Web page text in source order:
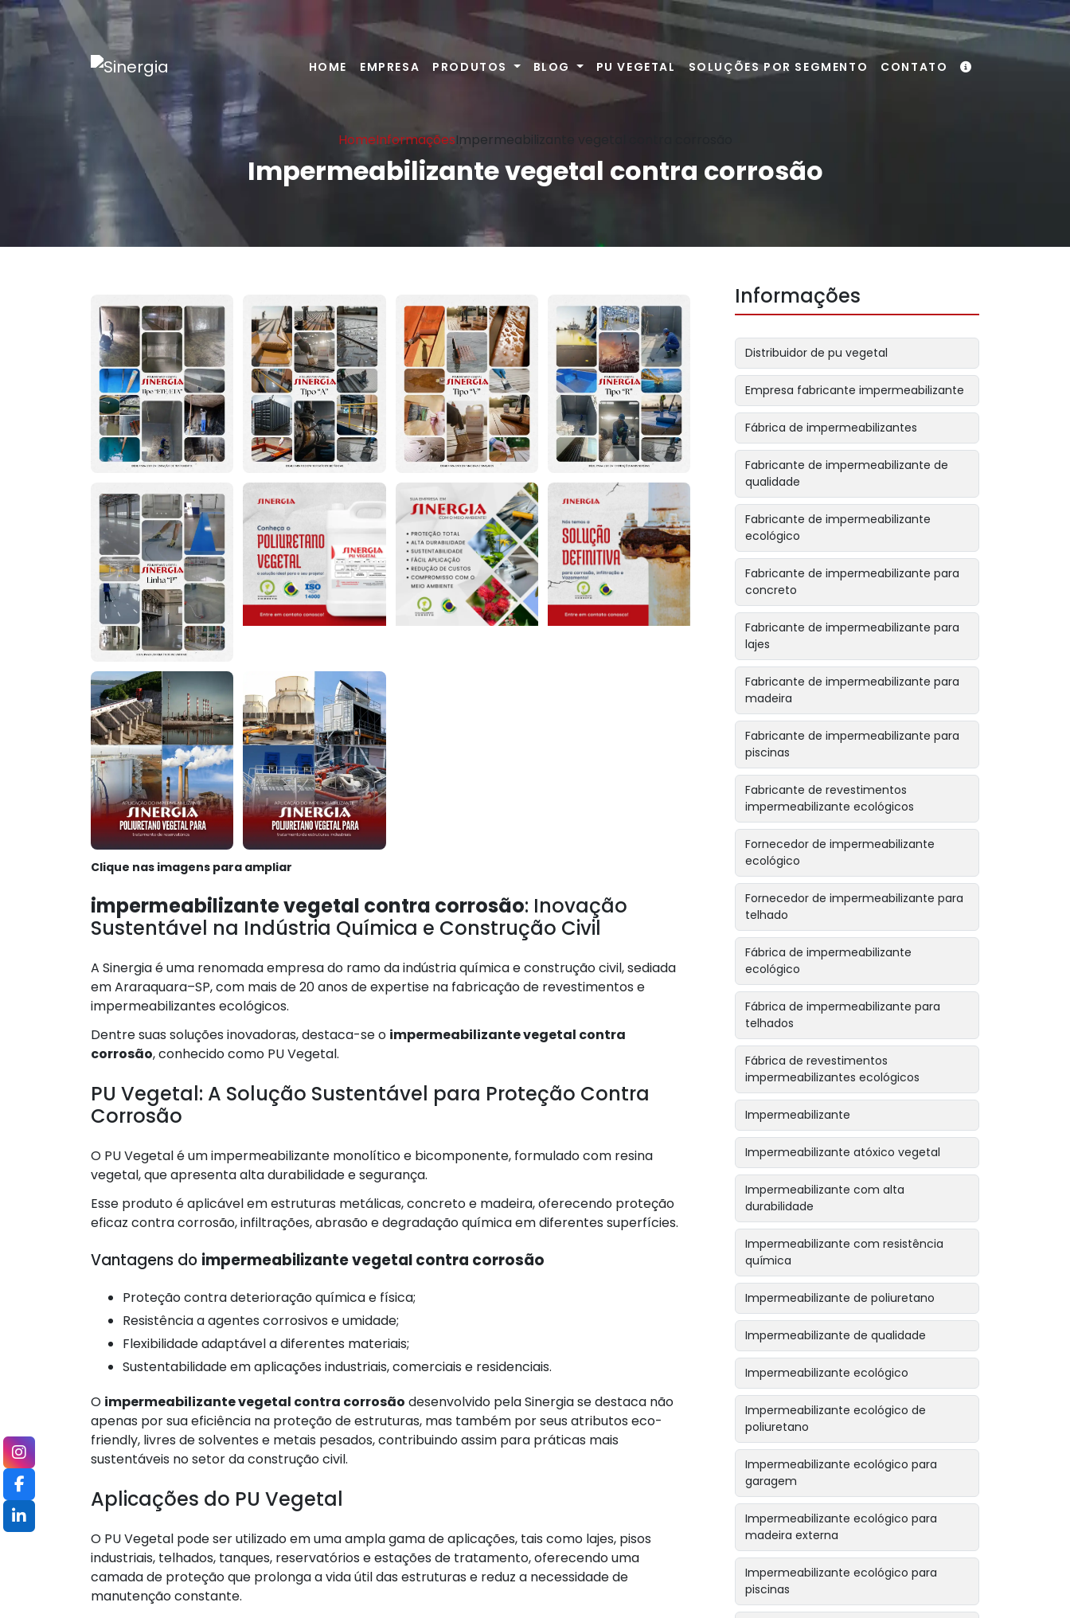
HOME EMPRESA PRODUTOS BLOG PU VEGETAL SOLUÇÕES POR SEGMENTO CONTATO
HomeInformaçõesImpermeabilizante vegetal contra corrosão
Impermeabilizante vegetal contra corrosão
Clique nas imagens para ampliar
impermeabilizante vegetal contra corrosão: Inovação
Sustentável na Indústria Química e Construção Civil
A Sinergia é uma renomada empresa do ramo da indústria química e construção civil, sediada
em Araraquara–SP, com mais de 20 anos de expertise na fabricação de revestimentos e
impermeabilizantes ecológicos.
Dentre suas soluções inovadoras, destaca-se o impermeabilizante vegetal contra
corrosão, conhecido como PU Vegetal.
PU Vegetal: A Solução Sustentável para Proteção Contra
Corrosão
O PU Vegetal é um impermeabilizante monolítico e bicomponente, formulado com resina
vegetal, que apresenta alta durabilidade e segurança.
Esse produto é aplicável em estruturas metálicas, concreto e madeira, oferecendo proteção
eficaz contra corrosão, infiltrações, abrasão e degradação química em diferentes superfícies.
Vantagens do impermeabilizante vegetal contra corrosão
Proteção contra deterioração química e física;
Resistência a agentes corrosivos e umidade;
Flexibilidade adaptável a diferentes materiais;
Sustentabilidade em aplicações industriais, comerciais e residenciais.
O impermeabilizante vegetal contra corrosão desenvolvido pela Sinergia se destaca não
apenas por sua eficiência na proteção de estruturas, mas também por seus atributos eco-
friendly, livres de solventes e metais pesados, contribuindo assim para práticas mais
sustentáveis no setor da construção civil.
Aplicações do PU Vegetal
O PU Vegetal pode ser utilizado em uma ampla gama de aplicações, tais como lajes, pisos
industriais, telhados, tanques, reservatórios e estações de tratamento, oferecendo uma
camada de proteção que prolonga a vida útil das estruturas e reduz a necessidade de
manutenção constante.
Informações
Distribuidor de pu vegetal
Empresa fabricante impermeabilizante
Fábrica de impermeabilizantes
Fabricante de impermeabilizante de
qualidade
Fabricante de impermeabilizante
ecológico
Fabricante de impermeabilizante para
concreto
Fabricante de impermeabilizante para
lajes
Fabricante de impermeabilizante para
madeira
Fabricante de impermeabilizante para
piscinas
Fabricante de revestimentos
impermeabilizante ecológicos
Fornecedor de impermeabilizante
ecológico
Fornecedor de impermeabilizante para
telhado
Fábrica de impermeabilizante
ecológico
Fábrica de impermeabilizante para
telhados
Fábrica de revestimentos
impermeabilizantes ecológicos
Impermeabilizante
Impermeabilizante atóxico vegetal
Impermeabilizante com alta
durabilidade
Impermeabilizante com resistência
química
Impermeabilizante de poliuretano
Impermeabilizante de qualidade
Impermeabilizante ecológico
Impermeabilizante ecológico de
poliuretano
Impermeabilizante ecológico para
garagem
Impermeabilizante ecológico para
madeira externa
Impermeabilizante ecológico para
piscinas